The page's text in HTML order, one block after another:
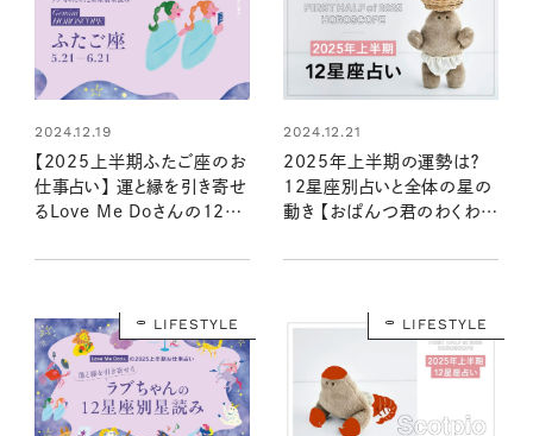
2024.12.19
【2025上半期ふたご座のお
仕事占い】 運と縁を引き寄せ
るLove Me Doさんの12星
2024.12.21
2025年上半期の運勢は？
12星座別占いと全体の星の
動き 【おぱんつ君のわくわく
LIFESTYLE LIFESTYLE